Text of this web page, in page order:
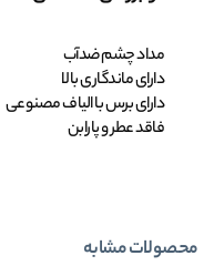
مداد چشم ضدآب
دارای ماندگاری بالا
دارای برس با الیاف مصنوعی
فاقد عطر و پارابن
محصولات مشابه